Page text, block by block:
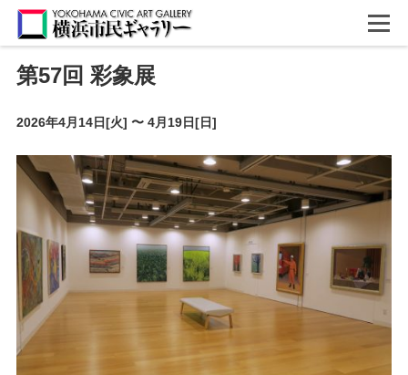
第57回 彩象展
2026年4月14日[火] 〜 4月19日[日]